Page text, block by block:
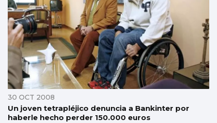
30 OCT 2008
Un joven tetrapléjico denuncia a Bankinter por
haberle hecho perder 150.000 euros